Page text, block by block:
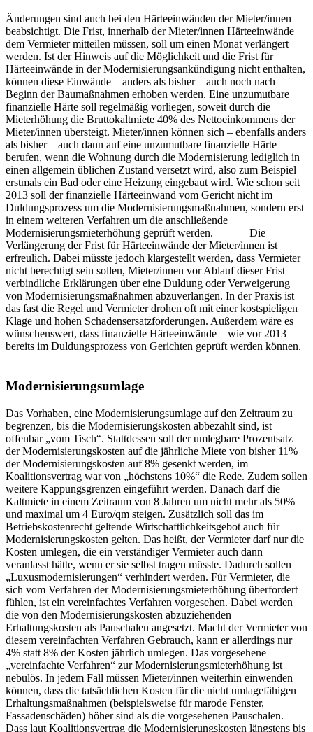
Änderungen sind auch bei den Härteeinwänden der Mieter/innen
beabsichtigt. Die Frist, innerhalb der Mieter/innen Härteeinwände
dem Vermieter mitteilen müssen, soll um einen Monat verlängert
werden. Ist der Hinweis auf die Möglichkeit und die Frist für
Härteeinwände in der Modernisierungsankündigung nicht enthalten,
können diese Einwände – anders als bisher – auch noch nach
Beginn der Baumaßnahmen erhoben werden. Eine unzumutbare
finanzielle Härte soll regelmäßig vorliegen, soweit durch die
Mieterhöhung die Bruttokaltmiete 40% des Nettoeinkommens der
Mieter/innen übersteigt. Mieter/innen können sich – ebenfalls anders
als bisher – auch dann auf eine unzumutbare finanzielle Härte
berufen, wenn die Wohnung durch die Modernisierung lediglich in
einen allgemein üblichen Zustand versetzt wird, also zum Beispiel
erstmals ein Bad oder eine Heizung eingebaut wird. Wie schon seit
2013 soll der finanzielle Härteeinwand vom Gericht nicht im
Duldungsprozess um die Modernisierungsmaßnahmen, sondern erst
in einem weiteren Verfahren um die anschließende
Modernisierungsmieterhöhung geprüft werden. Die
Verlängerung der Frist für Härteeinwände der Mieter/innen ist
erfreulich. Dabei müsste jedoch klargestellt werden, dass Vermieter
nicht berechtigt sein sollen, Mieter/innen vor Ablauf dieser Frist
verbindliche Erklärungen über eine Duldung oder Verweigerung
von Modernisierungsmaßnahmen abzuverlangen. In der Praxis ist
das fast die Regel und Vermieter drohen oft mit einer kostspieligen
Klage und hohen Schadensersatzforderungen. Außerdem wäre es
wünschenswert, dass finanzielle Härteeinwände – wie vor 2013 –
bereits im Duldungsprozess von Gerichten geprüft werden können.
Modernisierungsumlage
Das Vorhaben, eine Modernisierungsumlage auf den Zeitraum zu
begrenzen, bis die Modernisierungskosten abbezahlt sind, ist
offenbar „vom Tisch“. Stattdessen soll der umlegbare Prozentsatz
der Modernisierungskosten auf die jährliche Miete von bisher 11%
der Modernisierungskosten auf 8% gesenkt werden, im
Koalitionsvertrag war von „höchstens 10%“ die Rede. Zudem sollen
weitere Kappungsgrenzen eingeführt werden. Danach darf die
Kaltmiete in einem Zeitraum von 8 Jahren um nicht mehr als 50%
und maximal um 4 Euro/qm steigen. Zusätzlich soll das im
Betriebskostenrecht geltende Wirtschaftlichkeitsgebot auch für
Modernisierungskosten gelten. Das heißt, der Vermieter darf nur die
Kosten umlegen, die ein verständiger Vermieter auch dann
veranlasst hätte, wenn er sie selbst tragen müsste. Dadurch sollen
„Luxusmodernisierungen“ verhindert werden. Für Vermieter, die
sich vom Verfahren der Modernisierungsmieterhöhung überfordert
fühlen, ist ein vereinfachtes Verfahren vorgesehen. Dabei werden
die von den Modernisierungskosten abzuziehenden
Erhaltungskosten als Pauschalen angesetzt. Macht der Vermieter von
diesem vereinfachten Verfahren Gebrauch, kann er allerdings nur
4% statt 8% der Kosten jährlich umlegen. Das vorgesehene
„vereinfachte Verfahren“ zur Modernisierungsmieterhöhung ist
nebulös. In jedem Fall müssen Mieter/innen weiterhin einwenden
können, dass die tatsächlichen Kosten für die nicht umlagefähigen
Erhaltungsmaßnahmen (beispielsweise für marode Fenster,
Fassadenschäden) höher sind als die vorgesehenen Pauschalen.
Dass laut Koalitionsvertrag die Modernisierungskosten längstens bis